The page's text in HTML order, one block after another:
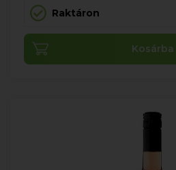
Raktáron
Kosárba